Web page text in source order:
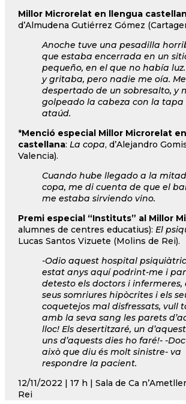
Millor Microrelat en llengua
d’Almudena Gutiérrez Gómez
Anoche tuve una pesadilla
que estaba encerrada en un
pequeño, en el que no había
y gritaba, pero nadie me oía.
despertado de un sobresalto, y
golpeado la cabeza con la tapa
ataúd.
*Menció especial Millor Microrelat
castellana: La copa, d’Alejandro
Valencia).
Cuando hube llegado a la
copa, me di cuenta de que el
me estaba sirviendo vino.
Premi especial “Instituts” al Millor
alumnes de centres educatius): El
Lucas Santos Vizuete (Molins de Rei).
-Odio aquest hospital
estat anys aquí podrint-me i
detesto els doctors i infermeres,
seus somriures hipòcrites i els
coquetejos mal disfressats, vull
amb la seva sang les parets
lloc! Els desertitzaré, un
uns d’aquests dies ho faré!- -
això que diu és molt sinistre- va
respondre la pacient.
12/11/2022 | 17 h | Sala de Ca
Rei